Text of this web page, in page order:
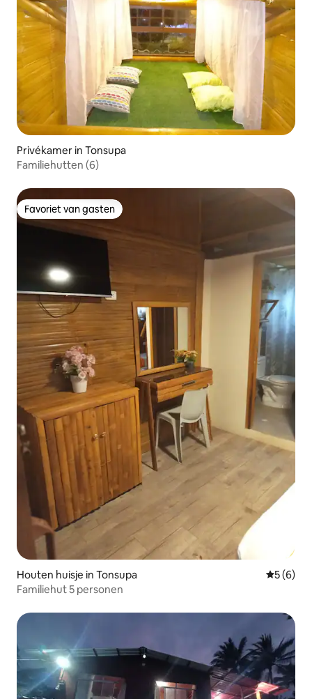
Privékamer in Tonsupa
Familiehutten (6)
Favoriet van gasten
Favoriet van gasten
Houten huisje in Tonsupa
5 (6)
Familiehut 5 personen